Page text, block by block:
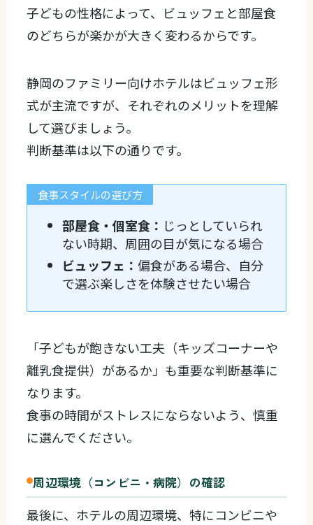
子どもの性格によって、ビュッフェと部屋食
のどちらが楽かが大きく変わるからです。
静岡のファミリー向けホテルはビュッフェ形
式が主流ですが、それぞれのメリットを理解
して選びましょう。
判断基準は以下の通りです。
食事スタイルの選び方
部屋食・個室食： じっとしていられ
ない時期、周囲の目が気になる場合
ビュッフェ： 偏食がある場合、自分
で選ぶ楽しさを体験させたい場合
「子どもが飽きない工夫（キッズコーナーや
離乳食提供）があるか」も重要な判断基準に
なります。
食事の時間がストレスにならないよう、慎重
に選んでください。
周辺環境（コンビニ・病院）の確認
最後に、ホテルの周辺環境、特にコンビニや